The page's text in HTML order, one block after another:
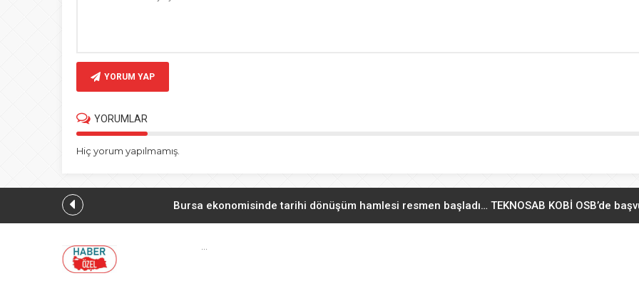
YORUM YAP
YORUMLAR
Hiç yorum yapılmamış.
Bursa ekonomisinde tarihi dönüşüm hamlesi resmen başladı… TEKNOSAB KOBİ OSB’de
...